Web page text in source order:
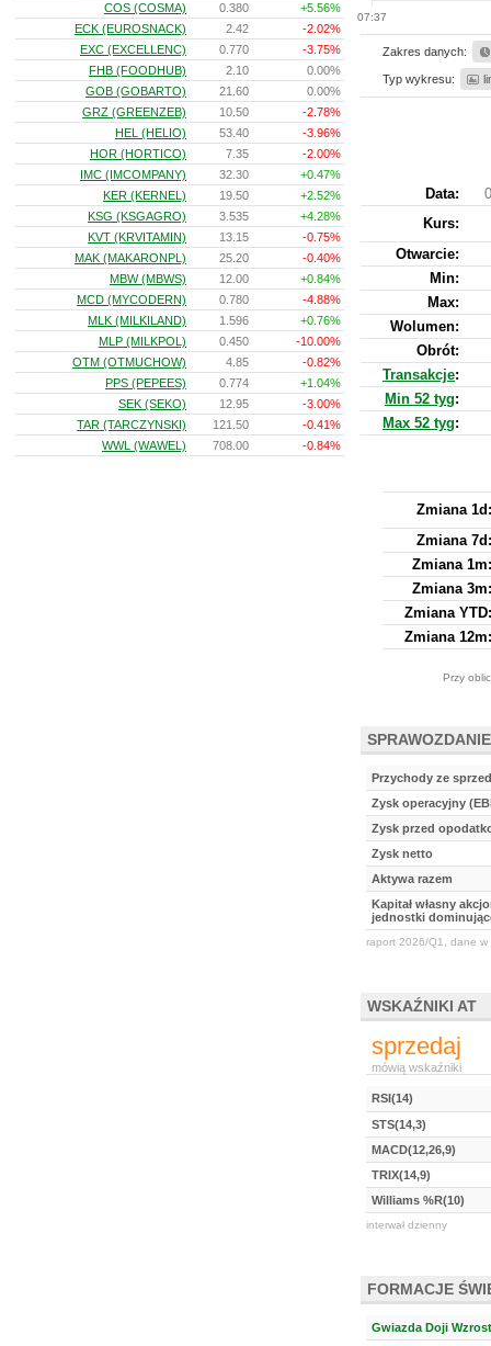
07:37
Zakres danych:
Typ wykresu:
Data:
Kurs:
Otwarcie:
Min:
Max:
Wolumen:
Obrót:
Transakcje:
Min 52 tyg:
Max 52 tyg:
Zmiana 1d:
Zmiana 7d:
Zmiana 1m:
Zmiana 3m:
Zmiana YTD:
Zmiana 12m:
Przy
Przychody ze
Zysk operacyjny
Zysk przed
Zysk netto
Aktywa razem
Kapitał własny
jednostki
raport 2026/Q1, dane w
WSKAŹNIKI AT
sprzedaj
mówią wskaźniki
RSI(14)
STS(14,3)
MACD(12,26,9)
TRIX(14,9)
Williams %R(10)
interwał dzienny
FORMACJE
Gwiazda Doji
COS (COSMA)
0.380
+5.56%
ECK (EUROSNACK)
2.42
-2.02%
EXC (EXCELLENC)
0.770
-3.75%
FHB (FOODHUB)
2.10
0.00%
GOB (GOBARTO)
21.60
0.00%
GRZ (GREENZEB)
10.50
-2.78%
HEL (HELIO)
53.40
-3.96%
HOR (HORTICO)
7.35
-2.00%
IMC (IMCOMPANY)
32.30
+0.47%
KER (KERNEL)
19.50
+2.52%
KSG (KSGAGRO)
3.535
+4.28%
KVT (KRVITAMIN)
13.15
-0.75%
MAK (MAKARONPL)
25.20
-0.40%
MBW (MBWS)
12.00
+0.84%
MCD (MYCODERN)
0.780
-4.88%
MLK (MILKILAND)
1.596
+0.76%
MLP (MILKPOL)
0.450
-10.00%
OTM (OTMUCHOW)
4.85
-0.82%
PPS (PEPEES)
0.774
+1.04%
SEK (SEKO)
12.95
-3.00%
TAR (TARCZYNSKI)
121.50
-0.41%
WWL (WAWEL)
708.00 -0.84%